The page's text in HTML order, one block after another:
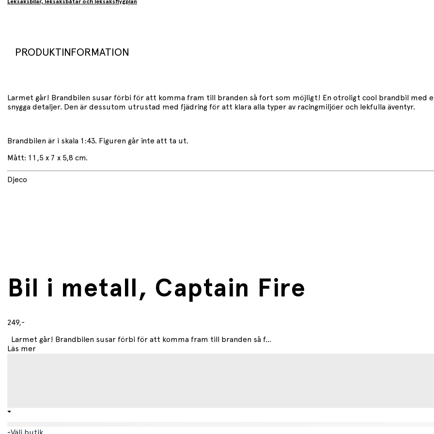
Leksaksbilar, leksaksbåtar och leksaksflygplan
PRODUKTINFORMATION
Larmet går! Brandbilen susar förbi för att komma fram till branden så fort som möjligt! En otroligt cool brandbil med
snygga detaljer. Den är dessutom utrustad med fjädring för att klara alla typer av racingmiljöer och lekfulla äventyr.
Brandbilen är i skala 1:43. Figuren går inte att ta ut.
Mått: 11,5 x 7 x 5,8 cm.
Djeco
Bil i metall, Captain Fire
249,-
Larmet går! Brandbilen susar förbi för att komma fram till branden så f...
Läs mer